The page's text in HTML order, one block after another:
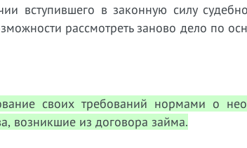
вступившего в законную силу
рассмотреть заново дело по
своих требований нормами о
возникшие из договора займа.